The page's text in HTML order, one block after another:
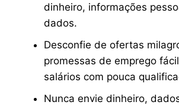
dinheiro, informações
dados.
Desconfie de ofertas
promessas de emprego
salários com pouca
Nunca envie dinheiro,